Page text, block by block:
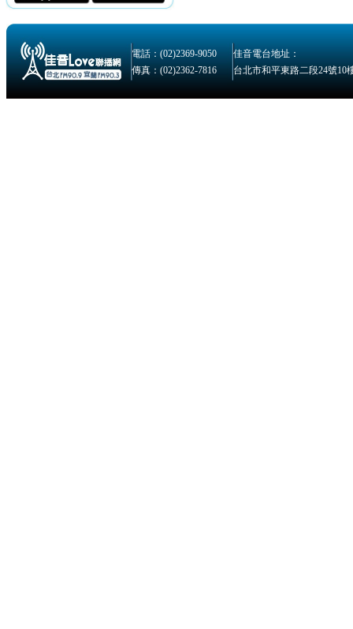
電話：(02)2369-9050
佳音電台地址：
傳真：(02)2362-7816
台北市和平東路二段24號10